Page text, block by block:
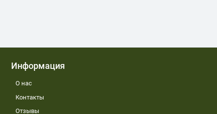
Информация
О нас
Контакты
Отзывы